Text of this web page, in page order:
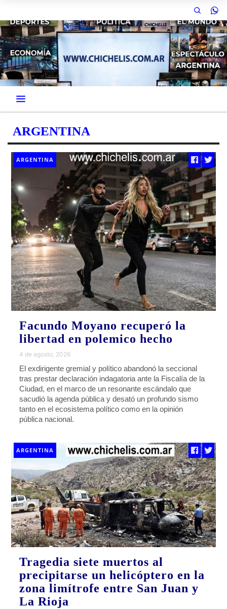
ARGENTINA
ARGENTINA
Facundo Moyano recuperó la
libertad en polemico hecho
4 de agosto, 2026
El exdirigente gremial y político abandonó la seccional
tras prestar declaración indagatoria ante la Fiscalía de la
Ciudad, en el marco de un resonante escándalo que
sacudió la agenda pública y desató un profundo sismo
tanto en el ecosistema político como en la opinión
pública nacional.
ARGENTINA
Tragedia siete muertos al
precipitarse un helicóptero en la
zona limítrofe entre San Juan y
La Rioja